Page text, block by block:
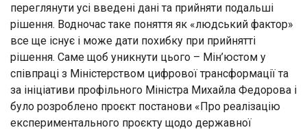
переглянути усі введені дані та прийняти подальші
рішення. Водночас таке поняття як «людський фактор»
все ще існує і може дати похибку при прийнятті
рішення. Саме щоб уникнути цього – Мін’юстом у
співпраці з Міністерством цифрової трансформації та
за ініціативи профільного Міністра Михайла Федорова і
було розроблено проєкт постанови «Про реалізацію
експериментального проєкту щодо державної